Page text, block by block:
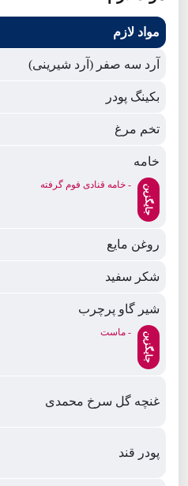
مواد لازم
آرد سه صفر (آرد شیرینی)
بکینگ پودر
تخم مرغ
خامه
جایگزین - خامه قنادی فوم گرفته
روغن مایع
شکر سفید
شیر گاو پرچرب
جایگزین - ماست
غنچه گل سرخ محمدی
پودر قند